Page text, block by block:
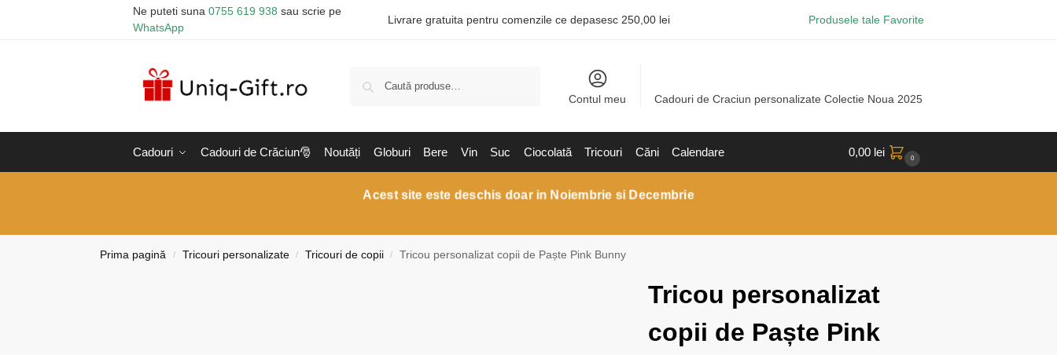
Ne puteti suna 0755 619 938 sau scrie pe
WhatsApp
Livrare gratuita pentru comenzile ce depasesc 250,00 lei Produsele tale Favorite
Contul meu Cadouri de Craciun personalizate Colectie Noua 2025
Cadouri Cadouri de Crăciun🎅 Noutăți Globuri Bere Vin Suc Ciocolată Tricouri Căni Calendare 0,00 lei 0
Acest site este deschis doar in Noiembrie si Decembrie
Prima pagină / Tricouri personalizate / Tricouri de copii / Tricou personalizat copii de Paște Pink Bunny
Tricou personalizat
copii de Paște Pink